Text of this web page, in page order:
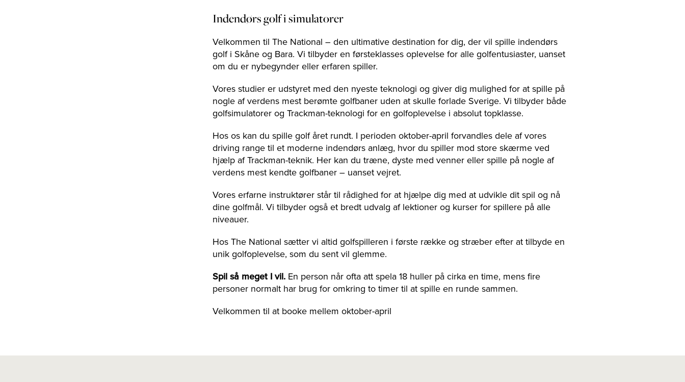
Indendørs golf i simulatorer
Velkommen til The National – den ultimative destination for dig, der vil spille indendørs
golf i Skåne og Bara. Vi tilbyder en førsteklasses oplevelse for alle golfentusiaster, uanset
om du er nybegynder eller erfaren spiller.
Vores studier er udstyret med den nyeste teknologi og giver dig mulighed for at spille på
nogle af verdens mest berømte golfbaner uden at skulle forlade Sverige. Vi tilbyder både
golfsimulatorer og Trackman-teknologi for en golfoplevelse i absolut topklasse.
Hos os kan du spille golf året rundt. I perioden oktober-april forvandles dele af vores
driving range til et moderne indendørs anlæg, hvor du spiller mod store skærme ved
hjælp af Trackman-teknik. Her kan du træne, dyste med venner eller spille på nogle af
verdens mest kendte golfbaner – uanset vejret.
Vores erfarne instruktører står til rådighed for at hjælpe dig med at udvikle dit spil og nå
dine golfmål. Vi tilbyder også et bredt udvalg af lektioner og kurser for spillere på alle
niveauer.
Hos The National sætter vi altid golfspilleren i første række og stræber efter at tilbyde en
unik golfoplevelse, som du sent vil glemme.
Spil så meget I vil. En person når ofta att spela 18 huller på cirka en time, mens fire
personer normalt har brug for omkring to timer til at spille en runde sammen.
Velkommen til at booke mellem oktober-april